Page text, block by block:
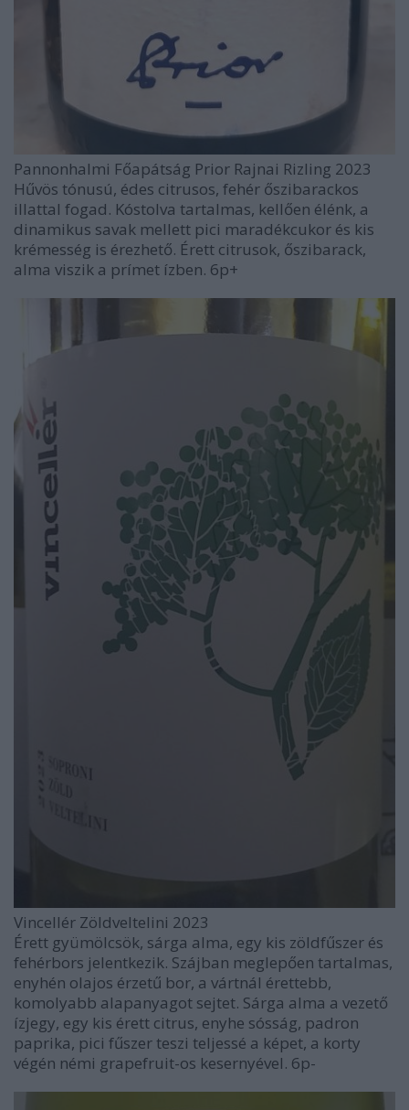
Pannonhalmi Főapátság Prior Rajnai Rizling 2023
Hűvös tónusú, édes citrusos, fehér őszibarackos
illattal fogad. Kóstolva tartalmas, kellően élénk, a
dinamikus savak mellett pici maradékcukor és kis
krémesség is érezhető. Érett citrusok, őszibarack,
alma viszik a prímet ízben. 6p+
Vincellér Zöldveltelini 2023
Érett gyümölcsök, sárga alma, egy kis zöldfűszer és
fehérbors jelentkezik. Szájban meglepően tartalmas,
enyhén olajos érzetű bor, a vártnál érettebb,
komolyabb alapanyagot sejtet. Sárga alma a vezető
ízjegy, egy kis érett citrus, enyhe sósság, padron
paprika, pici fűszer teszi teljessé a képet, a korty
végén némi grapefruit-os kesernyével. 6p-